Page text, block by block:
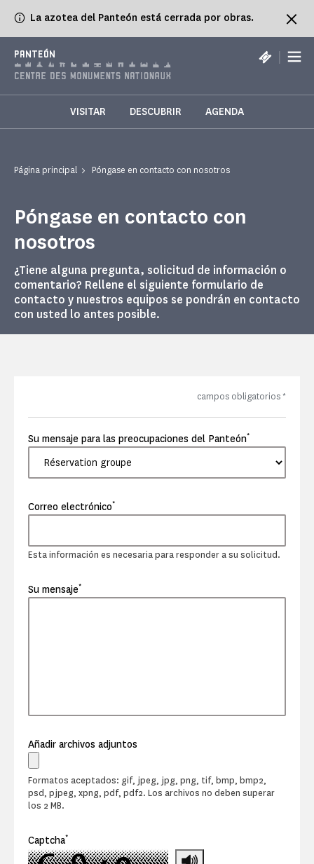
La azotea del Panteón está cerrada por obras.
PANTEÓN |
VISITAR DESCUBRIR AGENDA
Página principal Póngase en contacto con nosotros
Póngase en contacto con
nosotros
¿Tiene alguna pregunta, solicitud de información o
comentario? Rellene el siguiente formulario de
contacto y nuestros equipos se pondrán en contacto
con usted lo antes posible.
campos obligatorios*
Su mensaje para las preocupaciones del Panteón*
Correo electrónico*
Esta información es necesaria para responder a su solicitud.
Su mensaje*
Añadir archivos adjuntos
Formatos aceptados: gif, jpeg, jpg, png, tif, bmp, bmp2,
psd, pjpeg, xpng, pdf, pdf2. Los archivos no deben superar
los 2 MB.
Captcha*